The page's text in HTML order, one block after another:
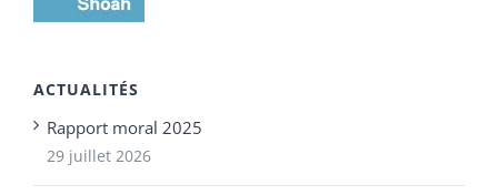
ACTUALITÉS
Rapport moral 2025
29 juillet 2026